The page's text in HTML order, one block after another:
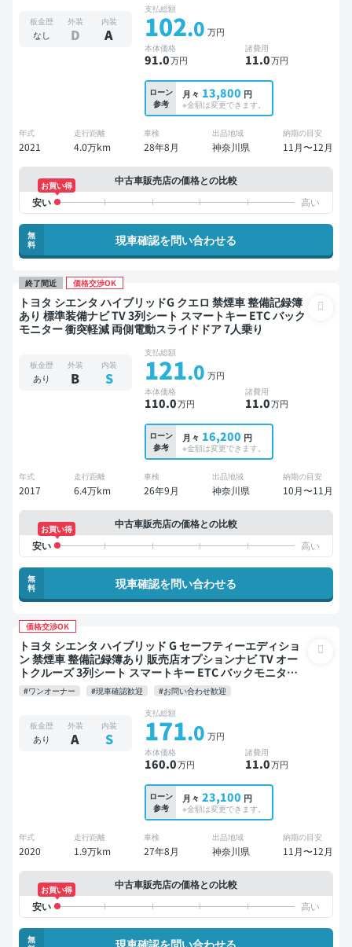
板金歴
なし
外装
D
内装
A
支払総額
102.0 万円
本体価格
91.0万円
諸費用
11.0万円
ローン
参考
月々 13,800 円
※金額は変更できます。
年式
2021
走行距離
4.0万km
車検
28年8月
出品地域
神奈川県
納期の目安
11月〜12月
中古車販売店の価格との比較
お買い得
無
料
現車確認を問い合わせる
終了間近 価格交渉OK
トヨタ シエンタ ハイブリッドG クエロ 禁煙車 整備記録簿
あり 標準装備ナビ TV 3列シート スマートキー ETC バック
モニター 衝突軽減 両側電動スライドドア 7人乗り
板金歴
あり
外装
B
内装
S
支払総額
121.0 万円
本体価格
110.0万円
諸費用
11.0万円
ローン
参考
月々 16,200 円
※金額は変更できます。
年式
2017
走行距離
6.4万km
車検
26年9月
出品地域
神奈川県
納期の目安
10月〜11月
中古車販売店の価格との比較
お買い得
無
料
現車確認を問い合わせる
価格交渉OK
トヨタ シエンタ ハイブリッド G セーフティーエディショ
ン 禁煙車 整備記録簿あり 販売店オプションナビ TV オー
トクルーズ 3列シート スマートキー ETC バックモニター
全方位カメラ ドライブレコーダー 衝突軽減 両側電動スラ
イドドア 7人乗り
#ワンオーナー #現車確認歓迎 #お問い合わせ歓迎
板金歴
あり
外装
A
内装
S
支払総額
171.0 万円
本体価格
160.0万円
諸費用
11.0万円
ローン
参考
月々 23,100 円
※金額は変更できます。
年式
2020
走行距離
1.9万km
車検
27年8月
出品地域
神奈川県
納期の目安
11月〜12月
中古車販売店の価格との比較
お買い得
無
現車確認を問い合わせる